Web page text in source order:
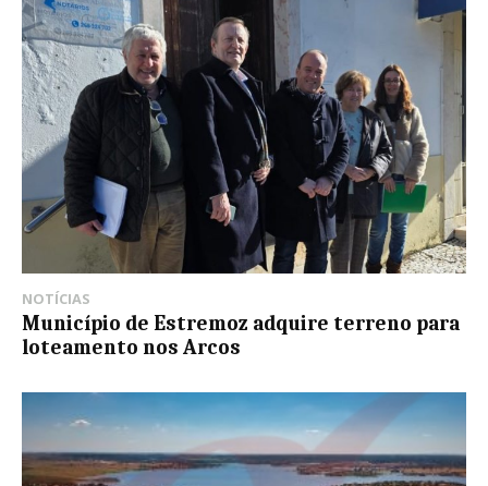
NOTÍCIAS
Município de Estremoz adquire terreno para
loteamento nos Arcos